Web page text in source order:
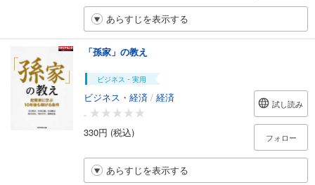
あらすじを表示する
「孫家」の教え
ビジネス・実用
ビジネス・経済 / 経済
-
330円 (税込)
試し読み
フォロー
あらすじを表示する